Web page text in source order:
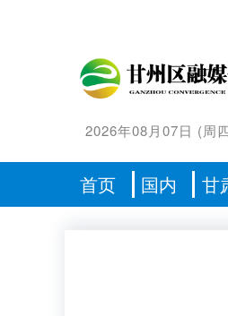
2026年08月07日 (周
首页 国内 甘